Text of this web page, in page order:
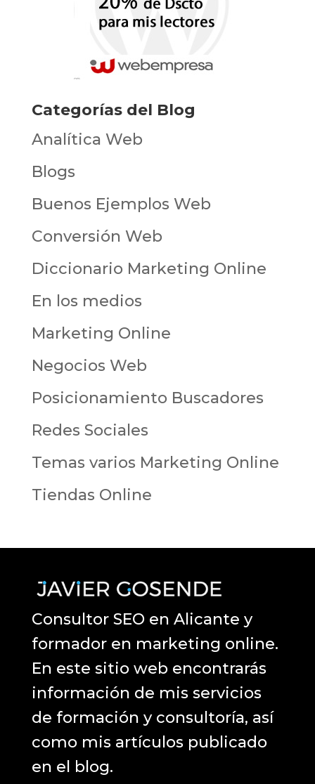
Categorías del Blog
Analítica Web
Blogs
Buenos Ejemplos Web
Conversión Web
Diccionario Marketing Online
En los medios
Marketing Online
Negocios Web
Posicionamiento Buscadores
Redes Sociales
Temas varios Marketing Online
Tiendas Online
Consultor SEO en Alicante y
formador en marketing online.
En este sitio web encontrarás
información de mis servicios
de formación y consultoría, así
como mis artículos publicado
en el blog.